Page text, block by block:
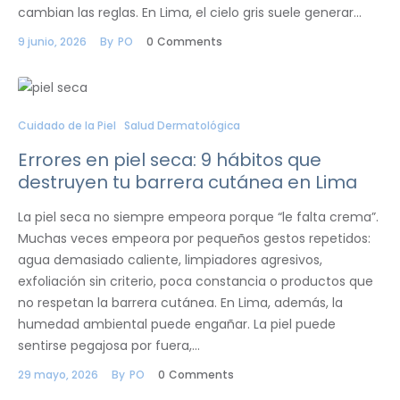
cambian las reglas. En Lima, el cielo gris suele generar…
9 junio, 2026 By PO 0 Comments
Cuidado de la Piel Salud Dermatológica
Errores en piel seca: 9 hábitos que
destruyen tu barrera cutánea en Lima
La piel seca no siempre empeora porque “le falta crema”.
Muchas veces empeora por pequeños gestos repetidos:
agua demasiado caliente, limpiadores agresivos,
exfoliación sin criterio, poca constancia o productos que
no respetan la barrera cutánea. En Lima, además, la
humedad ambiental puede engañar. La piel puede
sentirse pegajosa por fuera,…
29 mayo, 2026 By PO 0 Comments